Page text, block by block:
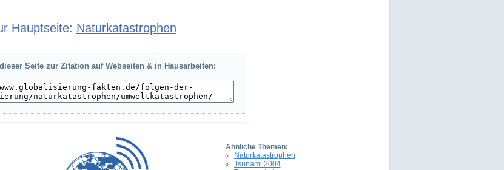
Hauptseite: Naturkatastrophen
Seite zur Zitation auf Webseiten & in Hausarbeiten:
Ähnliche Themen:
Naturkatastrophen
Tsunami 2004